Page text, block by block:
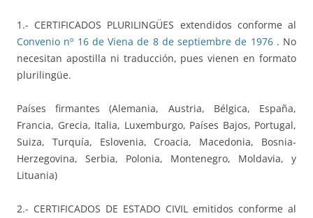
1.- CERTIFICADOS PLURILINGÜES extendidos conforme al
Convenio nº 16 de Viena de 8 de septiembre de 1976. No
necesitan apostilla ni traducción, pues vienen en formato
plurilingüe.
Países firmantes (Alemania, Austria, Bélgica, España,
Francia, Grecia, Italia, Luxemburgo, Países Bajos, Portugal,
Suiza, Turquía, Eslovenia, Croacia, Macedonia, Bosnia-
Herzegovina, Serbia, Polonia, Montenegro, Moldavia, y
Lituania)
2.- CERTIFICADOS DE ESTADO CIVIL emitidos conforme al